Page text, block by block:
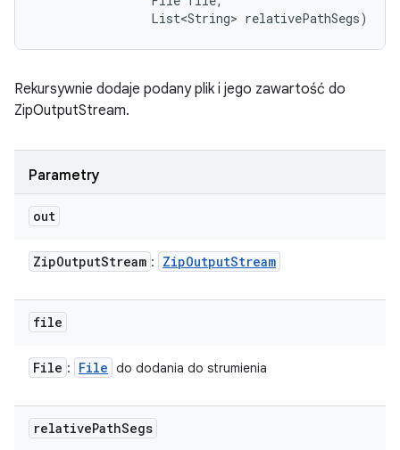
                List<String> relativePathSegs)
Rekursywnie dodaje podany plik i jego zawartość do
ZipOutputStream.
Parametry
out
ZipOutputStream : ZipOutputStream
file
File : File do dodania do strumienia
relativePathSegs